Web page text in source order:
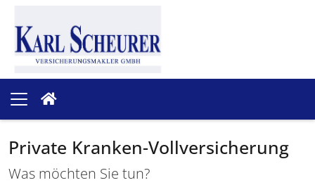
Private Kranken-Vollversicherung
Was möchten Sie tun?